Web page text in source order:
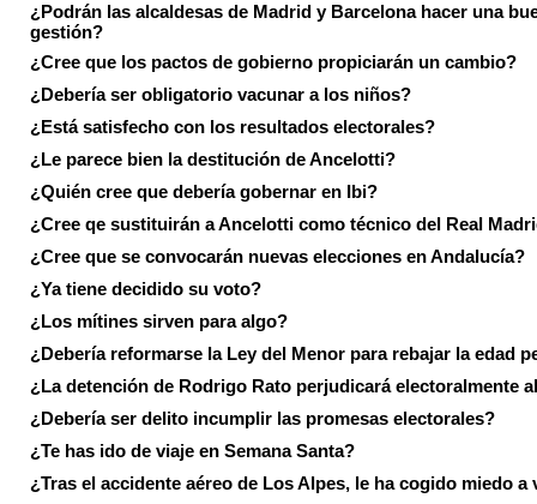
¿Podrán las alcaldesas de Madrid y Barcelona hacer una
gestión?
¿Cree que los pactos de gobierno propiciarán un cambio?
¿Debería ser obligatorio vacunar a los niños?
¿Está satisfecho con los resultados electorales?
¿Le parece bien la destitución de Ancelotti?
¿Quién cree que debería gobernar en Ibi?
¿Cree qe sustituirán a Ancelotti como técnico del Real
¿Cree que se convocarán nuevas elecciones en Andalucía?
¿Ya tiene decidido su voto?
¿Los mítines sirven para algo?
¿Debería reformarse la Ley del Menor para rebajar la edad
¿La detención de Rodrigo Rato perjudicará electoralmente
¿Debería ser delito incumplir las promesas electorales?
¿Te has ido de viaje en Semana Santa?
¿Tras el accidente aéreo de Los Alpes, le ha cogido miedo a